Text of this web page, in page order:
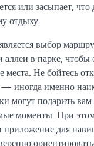
или засыпает, что
отдыху.
выбор
в парке, чтобы
Не бойтесь
иногда именно
могут подарить
моменты. При
приложение для